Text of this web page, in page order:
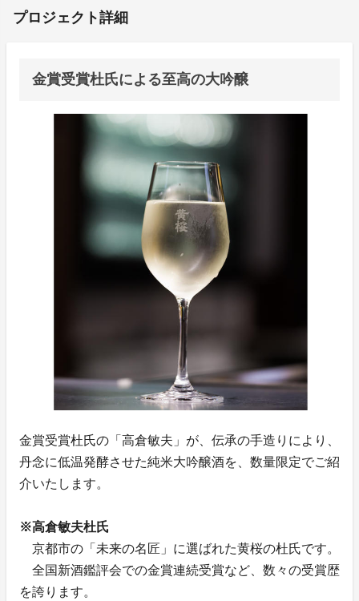
プロジェクト詳細
金賞受賞杜氏による至高の大吟醸
金賞受賞杜氏の「高倉敏夫」が、伝承の手造りにより、
丹念に低温発酵させた純米大吟醸酒を、数量限定でご紹
介いたします。
※高倉敏夫杜氏
京都市の「未来の名匠」に選ばれた黄桜の杜氏です。
全国新酒鑑評会での金賞連続受賞など、数々の受賞歴
を誇ります。